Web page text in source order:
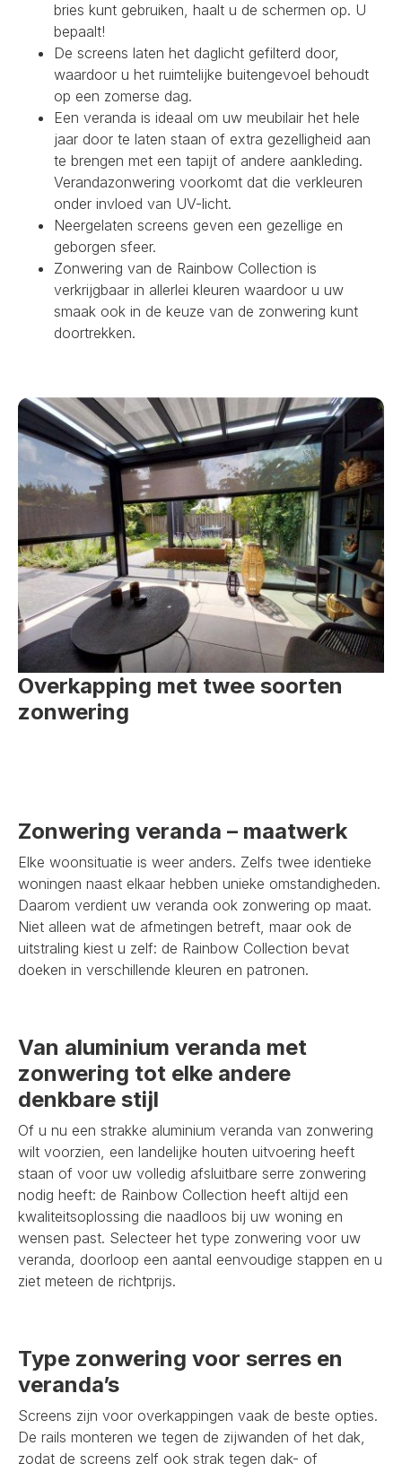
bries kunt gebruiken, haalt u de schermen op. U
bepaalt!
De screens laten het daglicht gefilterd door,
waardoor u het ruimtelijke buitengevoel behoudt
op een zomerse dag.
Een veranda is ideaal om uw meubilair het hele
jaar door te laten staan of extra gezelligheid aan
te brengen met een tapijt of andere aankleding.
Verandazonwering voorkomt dat die verkleuren
onder invloed van UV-licht.
Neergelaten screens geven een gezellige en
geborgen sfeer.
Zonwering van de Rainbow Collection is
verkrijgbaar in allerlei kleuren waardoor u uw
smaak ook in de keuze van de zonwering kunt
doortrekken.
Overkapping met twee soorten
zonwering
Zonwering veranda – maatwerk
Elke woonsituatie is weer anders. Zelfs twee identieke
woningen naast elkaar hebben unieke omstandigheden.
Daarom verdient uw veranda ook zonwering op maat.
Niet alleen wat de afmetingen betreft, maar ook de
uitstraling kiest u zelf: de Rainbow Collection bevat
doeken in verschillende kleuren en patronen.
Van aluminium veranda met
zonwering tot elke andere
denkbare stijl
Of u nu een strakke aluminium veranda van zonwering
wilt voorzien, een landelijke houten uitvoering heeft
staan of voor uw volledig afsluitbare serre zonwering
nodig heeft: de Rainbow Collection heeft altijd een
kwaliteitsoplossing die naadloos bij uw woning en
wensen past. Selecteer het type zonwering voor uw
veranda, doorloop een aantal eenvoudige stappen en u
ziet meteen de richtprijs.
Type zonwering voor serres en
veranda’s
Screens zijn voor overkappingen vaak de beste opties.
De rails monteren we tegen de zijwanden of het dak,
zodat de screens zelf ook strak tegen dak- of